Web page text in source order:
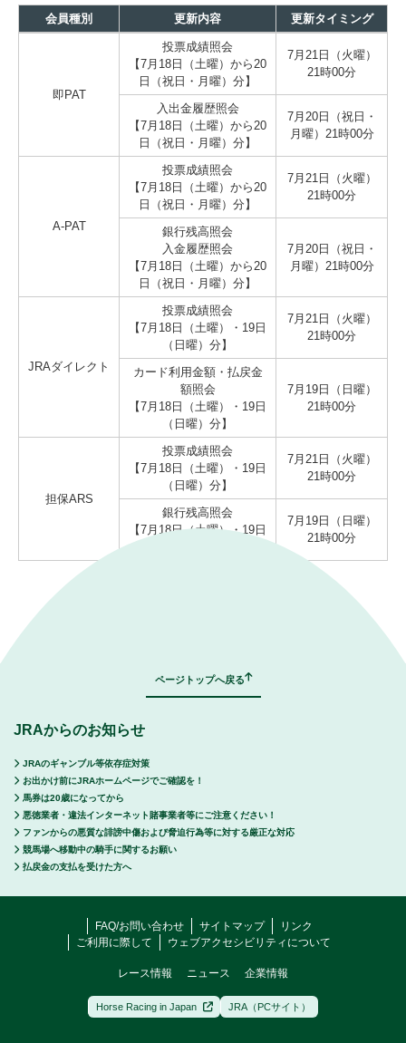
会員種別 更新内容 更新タイミング
即PAT
投票成績照会
【7月18日（土曜）から20
日（祝日・月曜）分】
7月21日（火曜）
21時00分
入出金履歴照会
【7月18日（土曜）から20
日（祝日・月曜）分】
7月20日（祝日・
月曜）21時00分
A-PAT
投票成績照会
【7月18日（土曜）から20
日（祝日・月曜）分】
7月21日（火曜）
21時00分
銀行残高照会
入金履歴照会
【7月18日（土曜）から20
日（祝日・月曜）分】
7月20日（祝日・
月曜）21時00分
JRAダイレクト
投票成績照会
【7月18日（土曜）・19日
（日曜）分】
7月21日（火曜）
21時00分
カード利用金額・払戻金
額照会
【7月18日（土曜）・19日
（日曜）分】
7月19日（日曜）
21時00分
担保ARS
投票成績照会
【7月18日（土曜）・19日
（日曜）分】
7月21日（火曜）
21時00分
銀行残高照会
【7月18日（土曜）・19日
7月19日（日曜）
21時00分
ページトップへ戻る
JRAからのお知らせ
JRAのギャンブル等依存症対策
お出かけ前にJRAホームページでご確認を！
馬券は20歳になってから
悪徳業者・違法インターネット賭事業者等にご注意ください！
ファンからの悪質な誹謗中傷および脅迫行為等に対する厳正な対応
競馬場へ移動中の騎手に関するお願い
払戻金の支払を受けた方へ
FAQ/お問い合わせ サイトマップ
リンク
ご利用に際して
ウェブアクセシビリティについて
レース情報 ニュース 企業情報
Horse Racing in Japan JRA（PCサイト）